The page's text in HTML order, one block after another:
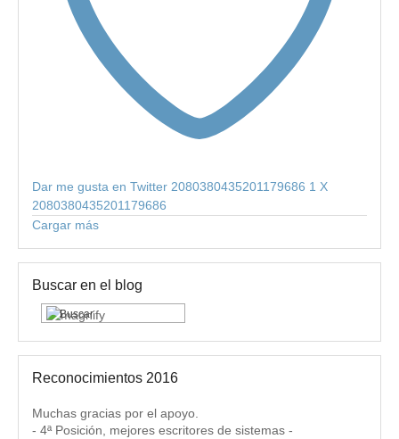
Dar me gusta en Twitter 2080380435201179686 1 X
2080380435201179686
Cargar más
Buscar en el blog
Reconocimientos 2016
Muchas gracias por el apoyo.
- 4ª Posición, mejores escritores de sistemas -